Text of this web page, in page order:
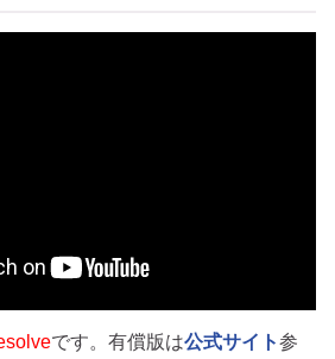
です。有償版は公式サイト参